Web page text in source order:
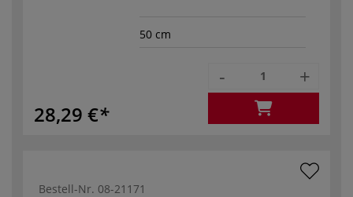
50 cm
28,29 €
- +
Bestell-Nr. 08-21171